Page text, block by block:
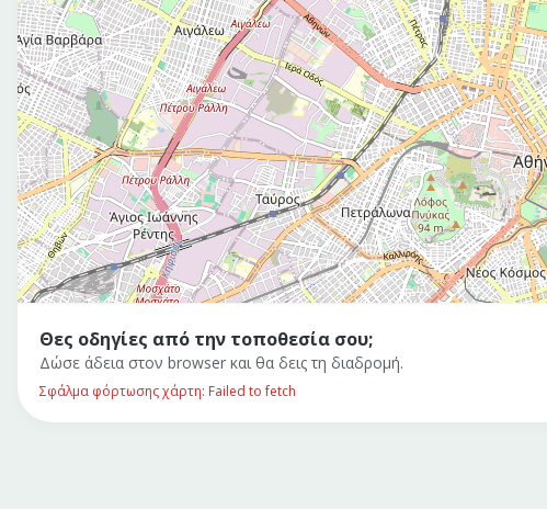
Θες οδηγίες από την τοποθεσία σου;
Δώσε άδεια στον browser και θα δεις τη διαδρομή.
Σφάλμα φόρτωσης χάρτη: Failed to fetch